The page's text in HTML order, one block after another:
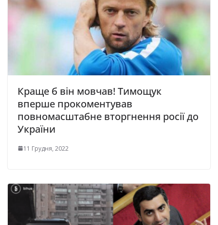
Краще б він мовчав! Тимощук
вперше прокоментував
повномасштабне вторгнення росії до
України
11 Грудня, 2022